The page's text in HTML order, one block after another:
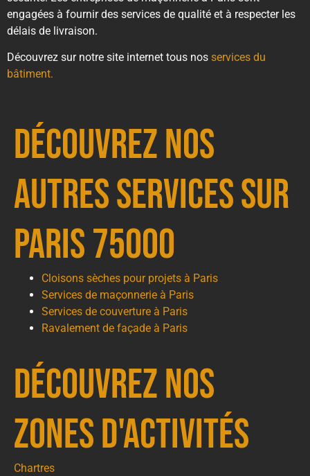
engagées à fournir des services de qualité et à respecter les
délais de livraison.
Découvrez sur notre site internet tous nos services du
bâtiment.
Découvrez nos
autres services sur
Paris 75000
Cloisons sèches pour projets à Paris
Services de maçonnerie à Paris
Services de couverture à Paris
Ravalement de façade à Paris
Découvrez nos
zones d'activités
Chartres